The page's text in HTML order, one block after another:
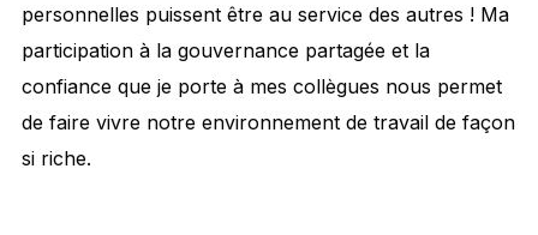
personnelles puissent être au service des autres ! Ma
participation à la gouvernance partagée et la
confiance que je porte à mes collègues nous permet
de faire vivre notre environnement de travail de façon
si riche.